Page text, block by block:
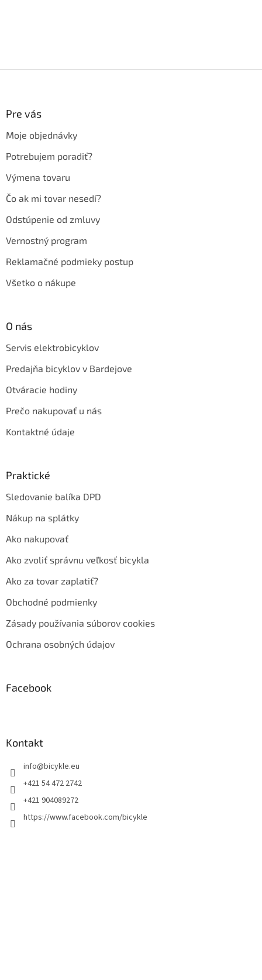
Pre vás
Moje objednávky
Potrebujem poradiť?
Výmena tovaru
Čo ak mi tovar nesedí?
Odstúpenie od zmluvy
Vernostný program
Reklamačné podmieky postup
Všetko o nákupe
O nás
Servis elektrobicyklov
Predajňa bicyklov v Bardejove
Otváracie hodiny
Prečo nakupovať u nás
Kontaktné údaje
Praktické
Sledovanie balíka DPD
Nákup na splátky
Ako nakupovať
Ako zvoliť správnu veľkosť bicykla
Ako za tovar zaplatiť?
Obchodné podmienky
Zásady používania súborov cookies
Ochrana osobných údajov
Facebook
Kontakt
info@bicykle.eu
+421 54 472 2742
+421 904089272
https://www.facebook.com/bicykle